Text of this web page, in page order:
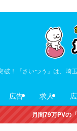
破！『さいつう』は、埼
広告 求人
月間79万PVの